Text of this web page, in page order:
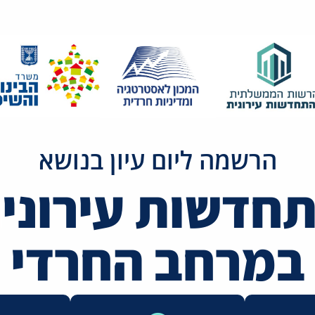
הרשמה ליום עיון בנושא
במרחב החרדי